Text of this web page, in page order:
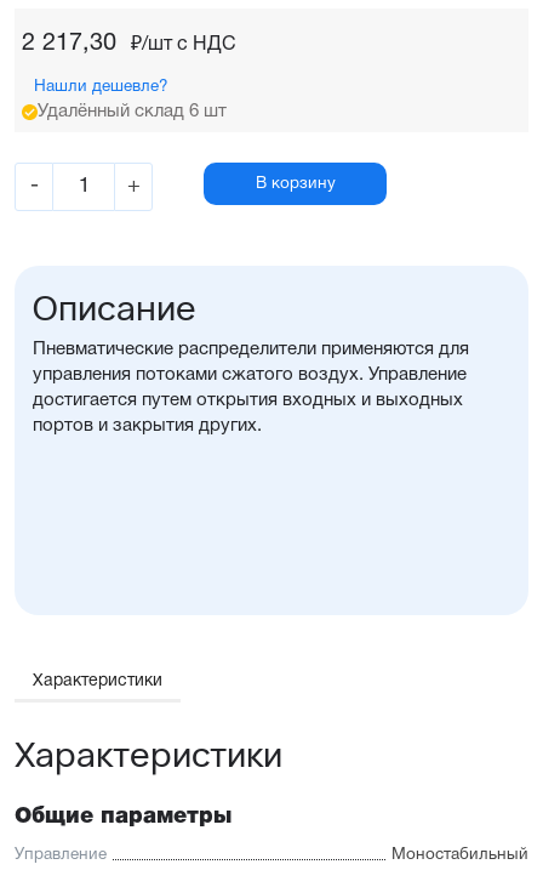
2 217,30 ₽/шт c НДС
Нашли дешевле?
Удалённый склад 6 шт
- + В корзину
Описание
Пневматические распределители применяются для
управления потоками сжатого воздух. Управление
достигается путем открытия входных и выходных
портов и закрытия других.
Характеристики
Характеристики
Общие параметры
Управление Моностабильный